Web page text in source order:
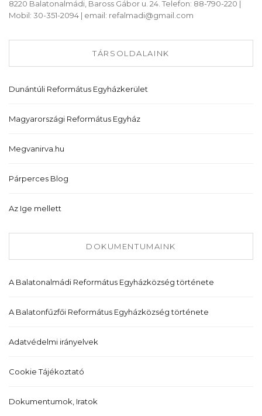
8220 Balatonalmádi, Baross Gábor u. 24. Telefon: 88-790-220 |
Mobil: 30-351-2094 | email: refalmadi@gmail.com
TÁRSOLDALAINK
Dunántúli Református Egyházkerület
Magyarországi Református Egyház
Megvanirva.hu
Párperces Blog
Az Ige mellett
DOKUMENTUMAINK
A Balatonalmádi Református Egyházközség története
A Balatonfűzfői Református Egyházközség története
Adatvédelmi irányelvek
Cookie Tájékoztató
Dokumentumok, Iratok